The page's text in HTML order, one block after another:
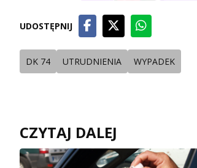
UDOSTĘPNIJ
DK 74 UTRUDNIENIA WYPADEK
CZYTAJ DALEJ